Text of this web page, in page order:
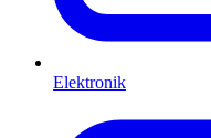
Elektronik